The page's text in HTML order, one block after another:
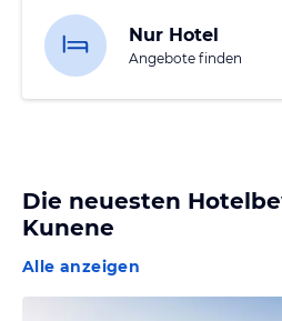
Nur Hotel
Angebote finden
Die neuesten
Kunene
Alle anzeigen